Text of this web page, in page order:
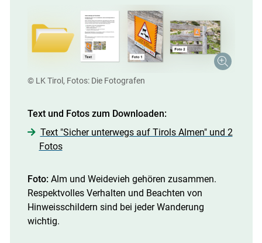
© LK Tirol, Fotos: Die Fotografen
Text und Fotos zum Downloaden:
Text "Sicher unterwegs auf Tirols Almen" und 2
Fotos
Foto: Alm und Weidevieh gehören zusammen.
Respektvolles Verhalten und Beachten von
Hinweisschildern sind bei jeder Wanderung
wichtig.